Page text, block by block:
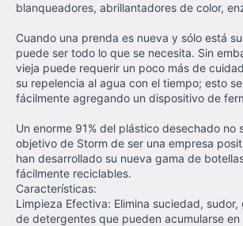
blanqueadores, abrillantadores de color,
Cuando una prenda es nueva y sólo está
puede ser todo lo que se necesita. Sin
vieja puede requerir un poco más de
su repelencia al agua con el tiempo; esto
fácilmente agregando un dispositivo de
Un enorme 91% del plástico desechado no
objetivo de Storm de ser una empresa
han desarrollado su nueva gama de
fácilmente reciclables.
Características:
Limpieza Efectiva: Elimina suciedad,
de detergentes que pueden acumularse